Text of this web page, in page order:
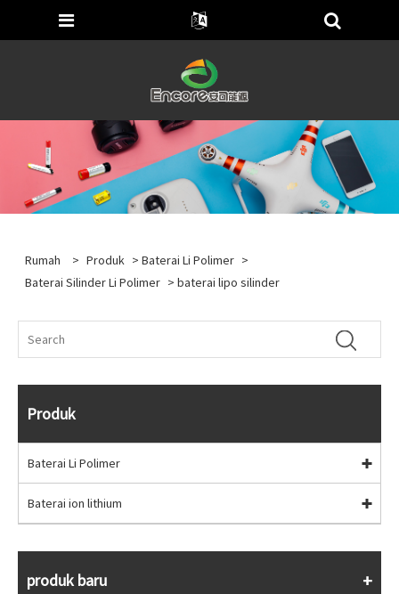
Rumah > Produk >Baterai Li Polimer >
Baterai Silinder Li Polimer > baterai lipo silinder
Produk
Baterai Li Polimer
Baterai ion lithium
produk baru